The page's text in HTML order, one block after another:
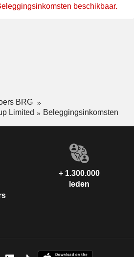
beschikbaar.
BRG
Limited
Beleggingsinkomsten
+ 1.300.000
leden